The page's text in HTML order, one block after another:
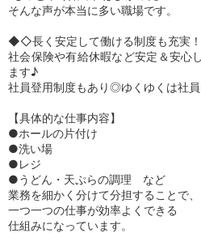
そんな声が本当に多い職場です。
◆◇長く安定して働ける制度も充
社会保険や有給休暇など安定＆安心
ます♪
社員登用制度もあり◎ゆくゆくは社
【具体的な仕事内容】
●ホールの片付け
●洗い場
●レジ
●うどん・天ぷらの調理 など
業務を細かく分けて分担することで、
一つ一つの仕事が効率よくできる
仕組みになっています。